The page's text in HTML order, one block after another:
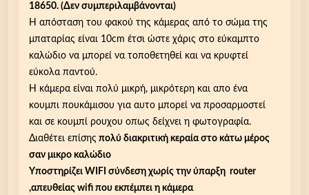
18650. (Δεν συμπεριλαμβάνονται)
Η απόσταση του φακού της κάμερας από το σώμα της
μπαταρίας είναι 10cm έτσι ώστε χάρις στο εύκαμπτο
καλώδιο να μπορεί να τοποθετηθεί και να κρυφτεί
εύκολα παντού.
Η κάμερα είναι πολύ μικρή, μικρότερη και απο ένα
κουμπι πουκάμισου για αυτο μπορεί να προσαρμοστεί
και σε κουμπί ρουχου οπως δείχνει η φωτογραφία.
Διαθέτει επίσης πολύ διακριτική κεραία στο κάτω μέρος
σαν μικρο καλώδιο
Yποστηρίζει WIFI σύνδεση χωρίς την ύπαρξη router
,απευθείας wifi που εκπέμπει η κάμερα